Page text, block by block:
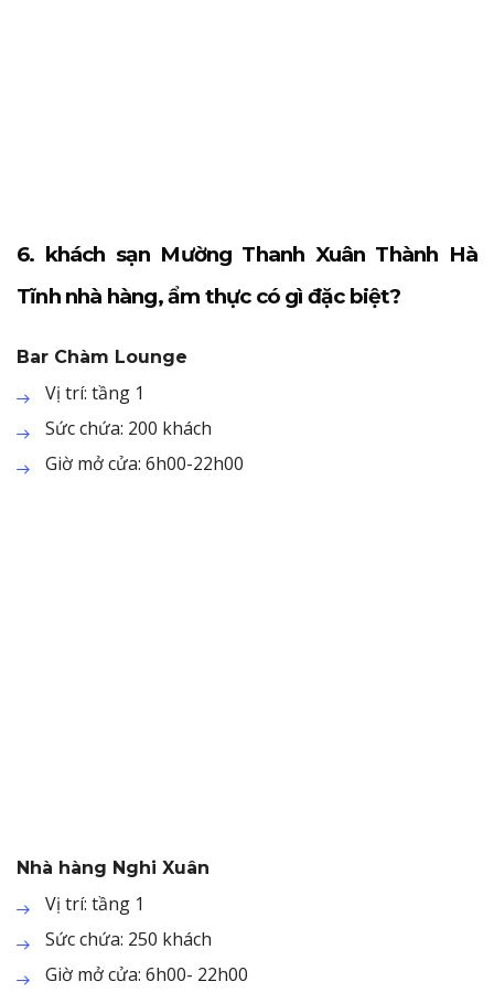
6. khách sạn Mường Thanh Xuân Thành Hà
Tĩnh nhà hàng, ẩm thực có gì đặc biệt?
Bar Chàm Lounge
Vị trí: tầng 1
Sức chứa: 200 khách
Giờ mở cửa: 6h00-22h00
Nhà hàng Nghi Xuân
Vị trí: tầng 1
Sức chứa: 250 khách
Giờ mở cửa: 6h00- 22h00